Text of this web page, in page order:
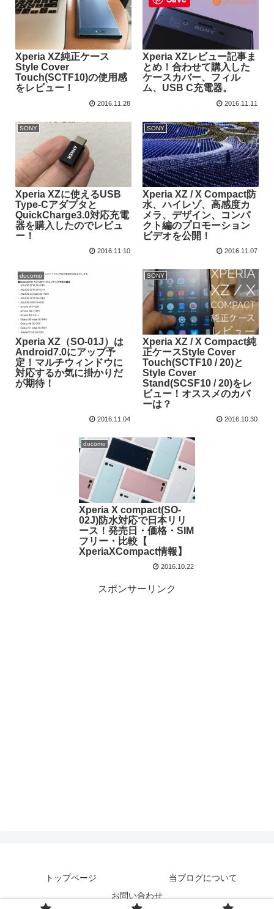
Xperia XZ純正ケース
Style Cover
Touch(SCTF10)の使用感
をレビュー！
2016.11.28
Xperia XZレビュー記事ま
とめ！合わせて購入した
ケースカバー、フィル
ム、USB C充電器。
2016.11.11
SONY
Xperia XZに使えるUSB
Type-Cアダプタと
QuickCharge3.0対応充電
器を購入したのでレビュ
ー！
2016.11.10
SONY
Xperia XZ / X Compact防
水、ハイレゾ、高感度カ
メラ、デザイン、コンパ
クト編のプロモーション
ビデオを公開！
2016.11.07
docomo
Xperia XZ（SO-01J）は
Android7.0にアップ予
定！マルチウィンドウに
対応するか気に掛かりだ
が期待！
2016.11.04
SONY
Xperia XZ / X Compact純
正ケースStyle Cover
Touch(SCTF10 / 20)と
Style Cover
Stand(SCSF10 / 20)をレ
ビュー！オススメのカバ
ーは？
2016.10.30
docomo
Xperia X compact(SO-
02J)防水対応で日本リリ
ース！発売日・価格・SIM
フリー・比較【
XperiaXCompact情報】
2016.10.22
スポンサーリンク
トップページ
当ブログについて
お問い合わせ